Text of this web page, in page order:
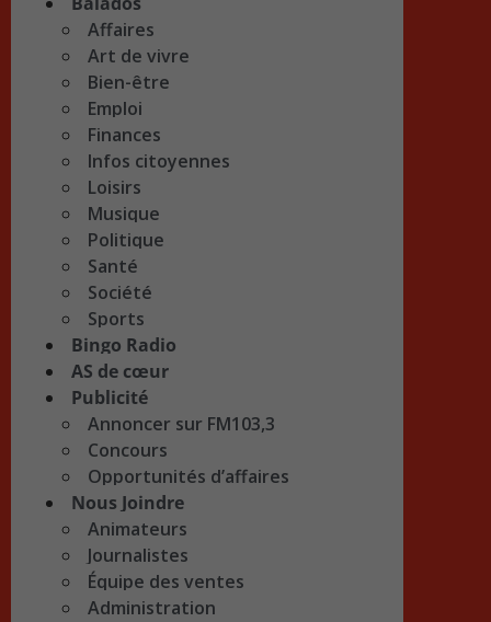
Affaires
Art de vivre
Bien-être
Emploi
Finances
Infos citoyennes
Loisirs
Musique
Politique
Santé
Société
Sports
Bingo Radio
AS de cœur
Publicité
Annoncer sur FM103,3
Concours
Opportunités d’affaires
Nous Joindre
Animateurs
Journalistes
Équipe des ventes
Administration